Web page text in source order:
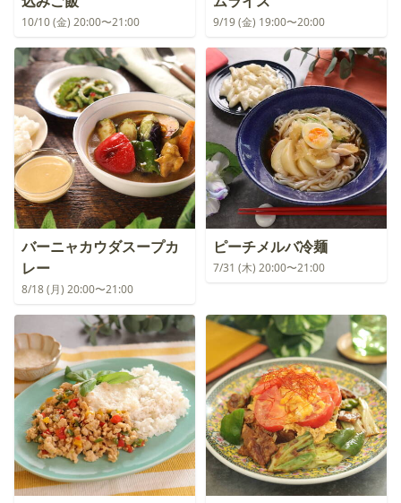
10/10 (金) 20:00〜21:00 9/19 (金) 19:00〜20:00
バーニャカウダスープカ
レー
8/18 (月) 20:00〜21:00
ピーチメルバ冷麺
7/31 (木) 20:00〜21:00